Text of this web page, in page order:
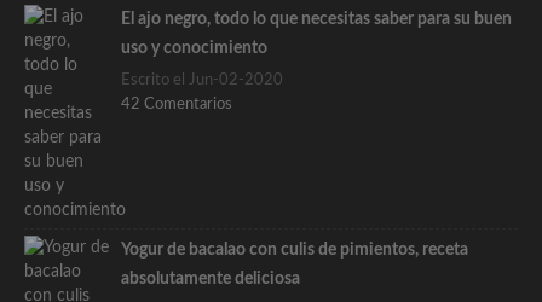
El ajo negro, todo lo que necesitas saber para su buen
uso y conocimiento
Escrito el Jun-02-2020
42 Comentarios
Yogur de bacalao con culis de pimientos, receta
absolutamente deliciosa